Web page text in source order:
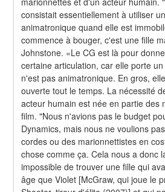
consistait essentiellement à utiliser
animatronique quand elle est
commence à bouger, c'est une fille
Johnstone. «Le CG est là pour
certaine articulation, car elle porte
n'est pas animatronique. En gros,
ouverte tout le temps. La nécessité
acteur humain est née en partie des
film. "Nous n'avions pas le budget
Dynamics, mais nous ne voulions
cordes ou des marionnettistes en
chose comme ça. Cela nous a donc
impossible de trouver une fille qui
âge que Violet [McGraw, qui joue le